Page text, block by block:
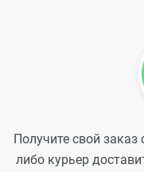
Получите свой
либо курьер